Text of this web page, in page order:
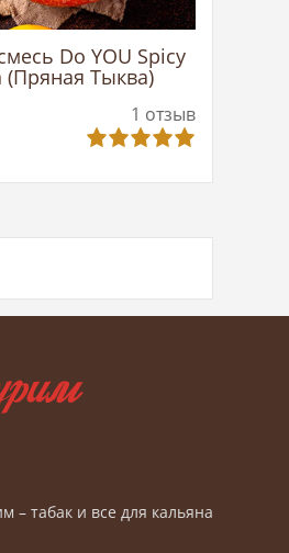
Do YOU Spicy
(Пряная Тыква)
1 отзыв
– табак и все для кальяна